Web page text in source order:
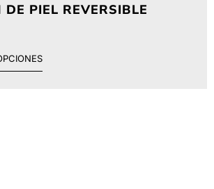
DE PIEL REVERSIBLE